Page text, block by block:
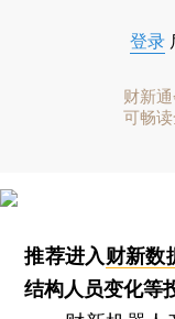
登录
财新
可畅
推荐进入财新数
结构人员变化等